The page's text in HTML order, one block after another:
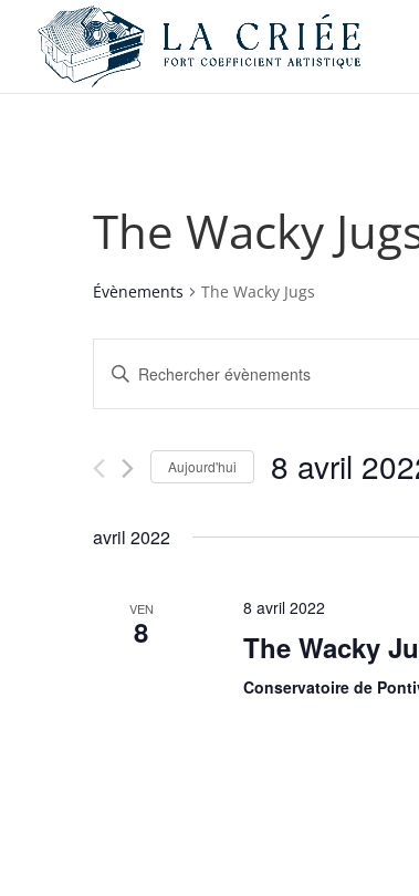
The Wacky
Évènements The Wacky Jugs
Recherche
et
navigation
vues
Évènements
Saisir
clé.
Évènements
clé.
Aujourd'hui 8 avril
avril 2022
VEN
8
8 avril 2022
The Wacky
Conservatoire de